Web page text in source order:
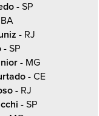
- SP
- RJ
- SP
- MG
- CE
- RJ
- SP